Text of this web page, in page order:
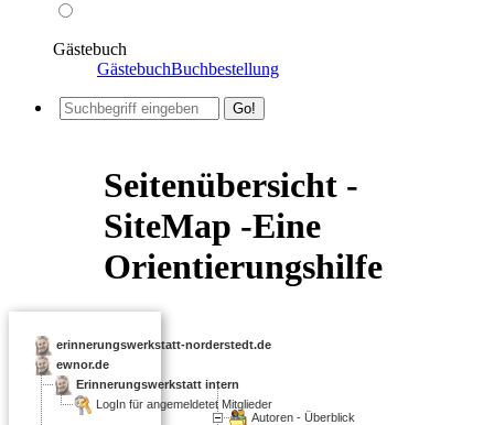
Gästebuch
GästebuchBuchbestellung
Seitenübersicht -
SiteMap -Eine
Orientierungshilfe
Autoren - Überblick
erinnerungswerkstatt-norderstedt.de
ewnor.de
Erinnerungswerkstatt intern
LogIn für angemeldetet Mitglieder